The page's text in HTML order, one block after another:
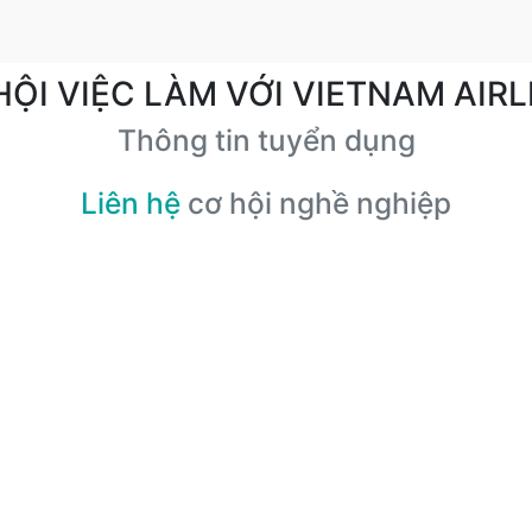
VIỆC LÀM VỚI VIETNAM
Thông tin tuyển dụng
Liên hệ cơ hội nghề nghiệp